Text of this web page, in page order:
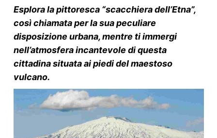
Esplora la pittoresca “scacchiera dell’Etna”,
così chiamata per la sua peculiare
disposizione urbana, mentre ti immergi
nell’atmosfera incantevole di questa
cittadina situata ai piedi del maestoso
vulcano.